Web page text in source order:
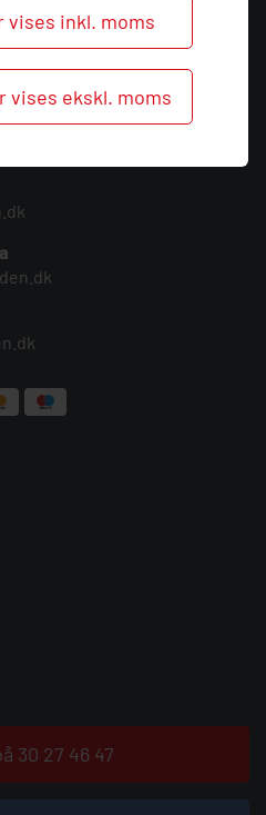
vises inkl. moms
vises ekskl. moms
30 27 46 47